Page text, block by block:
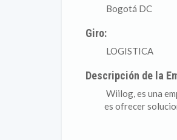
Bogotá DC
Giro:
LOGISTICA
Descripción de la
Wiilog, es una
es ofrecer